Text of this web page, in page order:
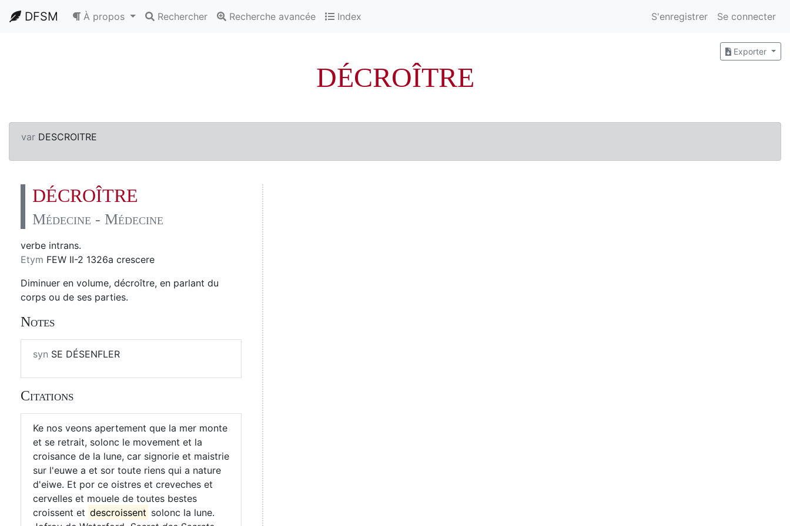
DFSM À propos Rechercher Recherche avancée Index S'enregistrer Se connecter
Exporter
DÉCROÎTRE
var DESCROITRE
DÉCROÎTRE
Médecine - Médecine
verbe intrans.
Etym FEW II-2 1326a crescere
Diminuer en volume, décroître, en parlant du
corps ou de ses parties.
Notes
syn SE DÉSENFLER
Citations
Ke nos veons apertement que la mer monte
et se retrait, solonc le movement et la
croisance de la lune, car signorie et maistrie
sur l'euwe a et sor toute riens qui a nature
d'eiwe. Et por ce oistres et creveches et
cervelles et mouele de toutes bestes
croissent et descroissent solonc la lune.